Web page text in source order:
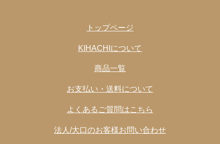
トップページ
KIHACHIについて
商品一覧
お支払い・送料について
よくあるご質問はこちら
法人/大口のお客様お問い合わせ